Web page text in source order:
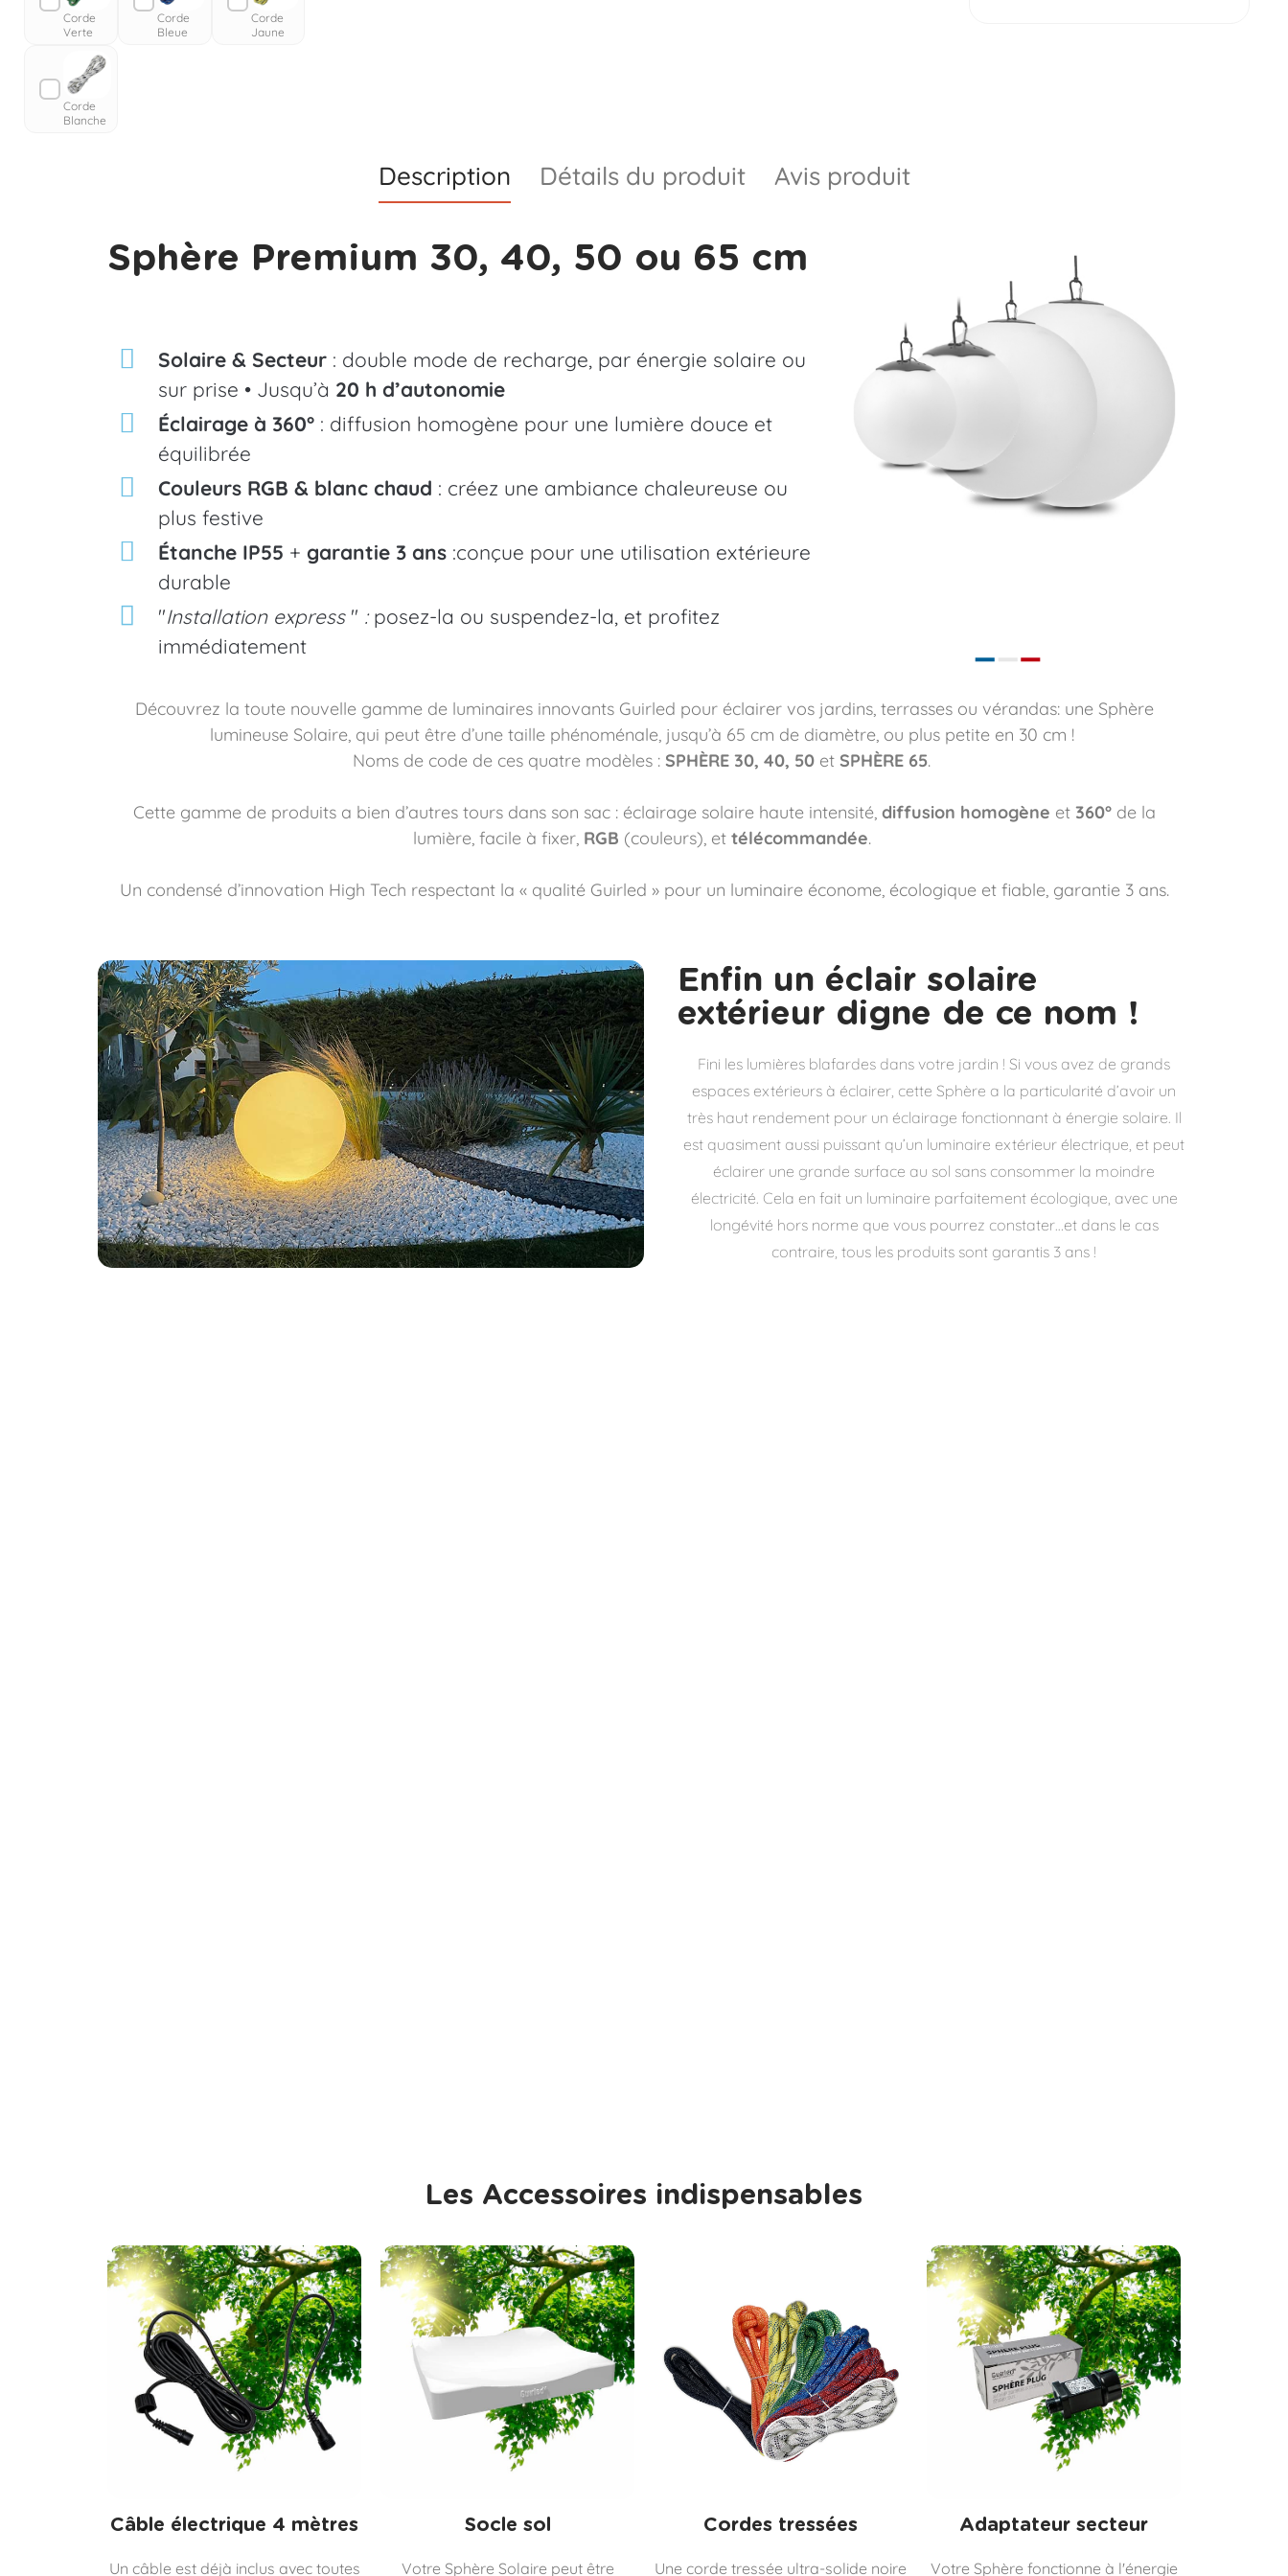
i
Corde
Verte
Corde
Bleue
Corde
Jaune
Corde
Blanche
Description Détails du produit Avis produit
Sphère Premium 30, 40, 50 ou 65 cm ​
Solaire & Secteur : double mode de recharge, par énergie solaire ou
sur prise • Jusqu’à 20 h d’autonomie
Éclairage à 360° : diffusion homogène pour une lumière douce et
équilibrée
Couleurs RGB & blanc chaud : créez une ambiance chaleureuse ou
plus festive
Étanche IP55 +garantie 3 ans :conçue pour une utilisation extérieure
durable
"Installation express " : posez-la ou suspendez-la, et profitez
immédiatement
Découvrez la toute nouvelle gamme de luminaires innovants Guirled pour éclairer vos jardins, terrasses ou vérandas: une Sphère
lumineuse Solaire, qui peut être d’une taille phénoménale, jusqu’à 65 cm de diamètre, ou plus petite en 30 cm !
Noms de code de ces quatre modèles : SPHÈRE 30, 40, 50 et SPHÈRE 65.
Cette gamme de produits a bien d’autres tours dans son sac : éclairage solaire haute intensité, diffusion homogène et 360°de la
lumière, facile à fixer, RGB (couleurs), et télécommandée.
Un condensé d’innovation High Tech respectant la « qualité Guirled » pour un luminaire économe, écologique et fiable, garantie 3 ans.
Enfin un éclair solaire
extérieur digne de ce nom !
Fini les lumières blafardes dans votre jardin ! Si vous avez de grands
espaces extérieurs à éclairer, cette Sphère a la particularité d’avoir un
très haut rendement pour un éclairage fonctionnant à énergie solaire. Il
est quasiment aussi puissant qu’un luminaire extérieur électrique, et peut
éclairer une grande surface au sol sans consommer la moindre
électricité. Cela en fait un luminaire parfaitement écologique, avec une
longévité hors norme que vous pourrez constater…et dans le cas
contraire, tous les produits sont garantis 3 ans !
Les Accessoires indispensables
Câble électrique 4 mètres
Un câble est déjà inclus avec toutes
Socle sol
Votre Sphère Solaire peut être
Cordes tressées
Une corde tressée ultra-solide noire
Adaptateur secteur
Votre Sphère fonctionne à l'énergie